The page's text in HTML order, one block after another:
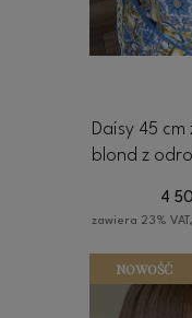
Daisy 45 cm
blond z
4
zawiera 23%
NOWOŚĆ